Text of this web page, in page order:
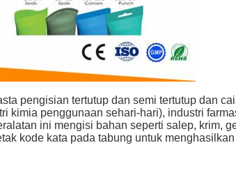
pengisian tertutup dan semi tertutup dan
kimia penggunaan sehari-hari), industri
ini mengisi bahan seperti salep, krim,
kode kata pada tabung untuk